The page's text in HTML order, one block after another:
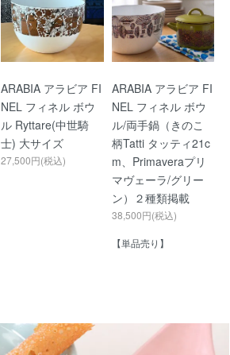
ARABIA アラビア FI
NEL フィネル ボウ
ル Ryttare(中世騎
士) 大サイズ
27,500円(税込)
ARABIA アラビア FI
NEL フィネル ボウ
ル/両手鍋（きのこ
柄Tatti タッティ21c
m、Primaveraプリ
マヴェーラ/グリー
ン）２種類掲載
38,500円(税込)
【単品売り】